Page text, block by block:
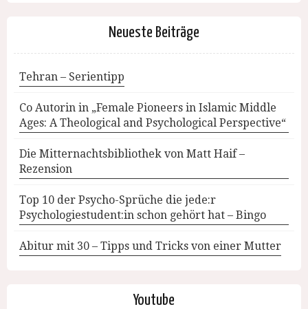
Neueste Beiträge
Tehran – Serientipp
Co Autorin in „Female Pioneers in Islamic Middle
Ages: A Theological and Psychological Perspective“
Die Mitternachtsbibliothek von Matt Haif –
Rezension
Top 10 der Psycho-Sprüche die jede:r
Psychologiestudent:in schon gehört hat – Bingo
Abitur mit 30 – Tipps und Tricks von einer Mutter
Youtube